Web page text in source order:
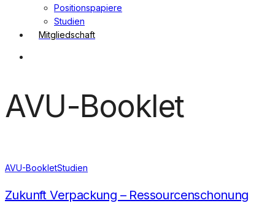
Positionspapiere
Studien
Mitgliedschaft
AVU-Booklet
AVU-BookletStudien
Zukunft Verpackung – Ressourcenschonung